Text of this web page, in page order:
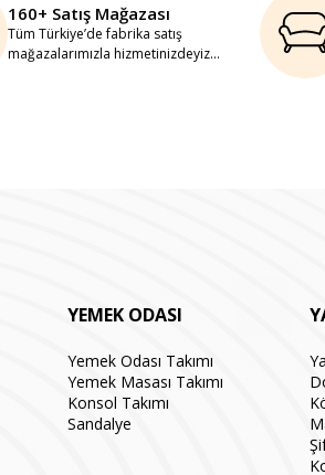
160+ Satış Mağazası
Tüm Türkiye’de fabrika satış
mağazalarımızla hizmetinizdeyiz...
YEMEK ODASI
Yemek Odası Takımı
Yemek Masası Takımı
Konsol Takımı
Sandalye